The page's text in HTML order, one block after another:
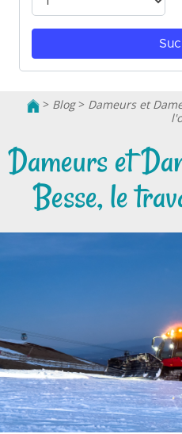
> Blog> Dameurs et
Dameurs et
Besse, le